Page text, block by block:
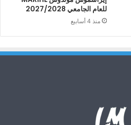
للعام الجامعي 2027/2028
منذ 4 أسابيع